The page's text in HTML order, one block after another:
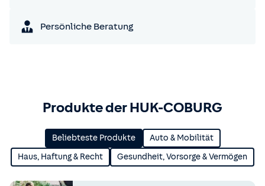
Persönliche Beratung
Produkte der HUK-COBURG
Beliebteste Produkte Auto & Mobilität
Haus, Haftung & Recht Gesundheit, Vorsorge & Vermögen